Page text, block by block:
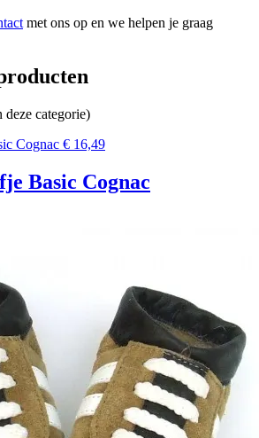
met ons op en we helpen je graag
deze categorie)
Basic Cognac